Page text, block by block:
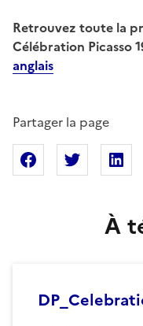
Retrouvez toute la
Célébration Picasso
anglais
Partager la page
Partager sur
À